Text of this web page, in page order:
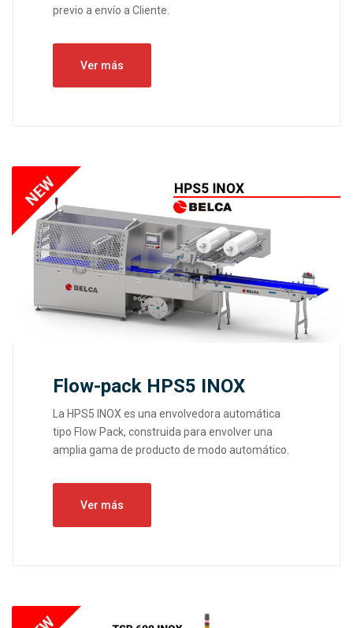
previo a envío a Cliente.
Ver más
Flow-pack HPS5 INOX
La HPS5 INOX es una envolvedora automática
tipo Flow Pack, construida para envolver una
amplia gama de producto de modo automático.
Ver más